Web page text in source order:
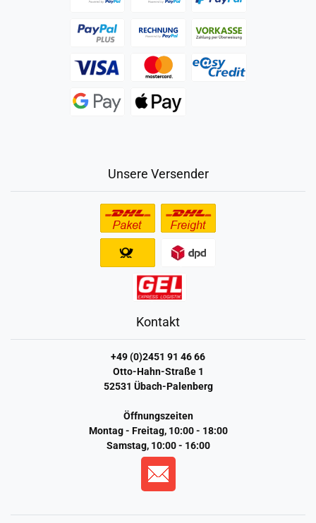
Unsere Versender
Kontakt
+49 (0)2451 91 46 66
Otto-Hahn-Straße 1
52531 Übach-Palenberg
Öffnungszeiten
Montag - Freitag, 10:00 - 18:00
Samstag, 10:00 - 16:00